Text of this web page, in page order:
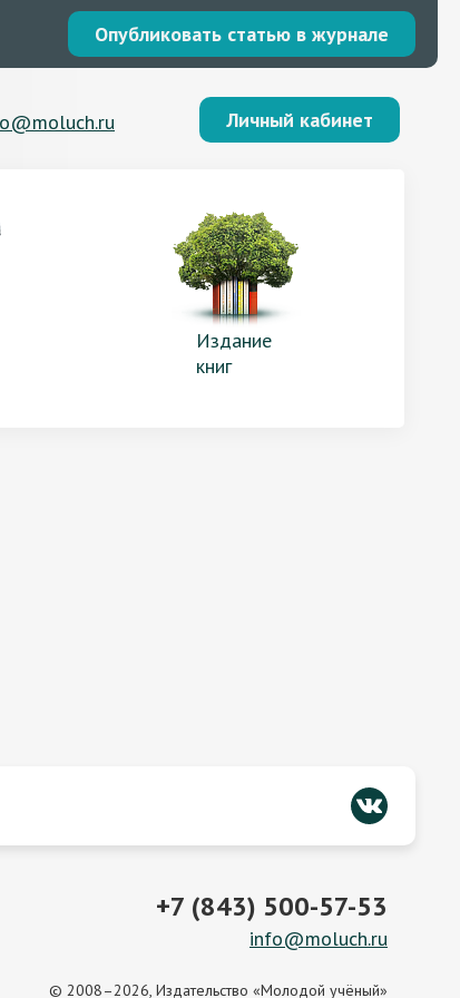
Опубликовать статью в журнале
Личный кабинет
Издание
книг
+7 (843) 500-57-53
info@moluch.ru
© 2008–2026, Издательство «Молодой учёный»